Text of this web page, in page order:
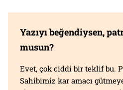
Yazıyı beğendiysen,
musun?
Evet, çok ciddi bir teklif bu.
Sahibimiz kar amacı